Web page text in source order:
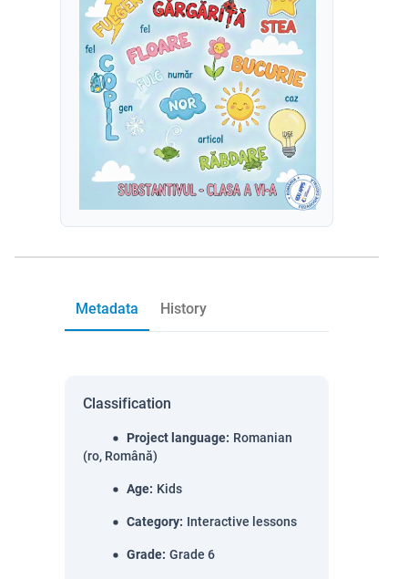
Metadata History
Classification
Project language: Romanian
(ro, Română)
Age: Kids
Category: Interactive lessons
Grade: Grade 6